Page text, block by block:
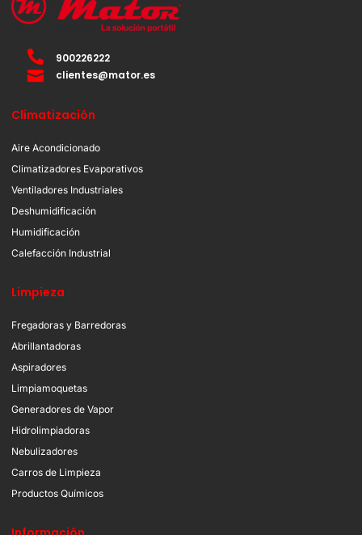
900226222
clientes@mator.es
Climatización
Aire Acondicionado
Climatizadores Evaporativos
Ventiladores Industriales
Deshumidificación
Humidificación
Calefacción Industrial
Limpieza
Fregadoras y Barredoras
Abrillantadoras
Aspiradores
Limpiamoquetas
Generadores de Vapor
Hidrolimpiadoras
Nebulizadores
Carros de Limpieza
Productos Químicos